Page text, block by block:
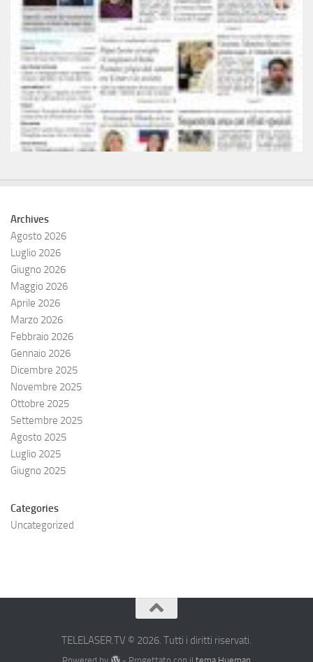
Archives
Agosto 2026
Luglio 2026
Giugno 2026
Maggio 2026
Aprile 2026
Marzo 2026
Febbraio 2026
Gennaio 2026
Dicembre 2025
Novembre 2025
Ottobre 2025
Settembre 2025
Agosto 2025
Luglio 2025
Giugno 2025
Categories
Uncategorized
TELELASER.TV © 2026. Tutti i diritti riservati.